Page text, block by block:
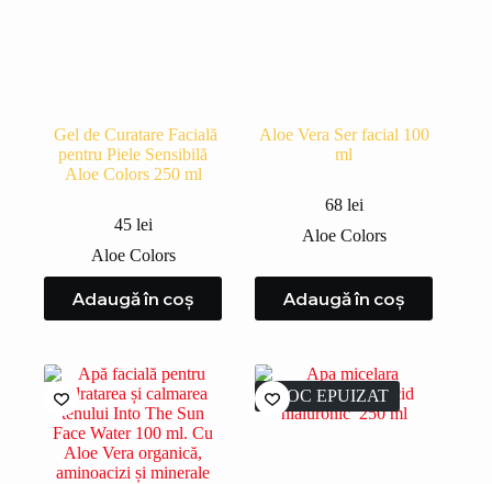
Gel de Curatare Facială
pentru Piele Sensibilă
Aloe Colors 250 ml
45 lei
Aloe Colors
Adaugă în coș
Aloe Vera Ser facial 100
ml
68 lei
Aloe Colors
Adaugă în coș
STOC EPUIZAT